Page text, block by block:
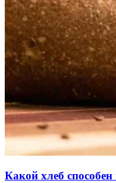
Какой хлеб